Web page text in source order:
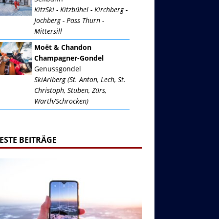
KitzSki - Kitzbühel - Kirchberg -
Jochberg - Pass Thurn -
Mittersill
Moët & Chandon
Champagner-Gondel
Genussgondel
SkiArlberg (St. Anton, Lech, St.
Christoph, Stuben, Zürs,
Warth/Schröcken)
BEITRÄGE